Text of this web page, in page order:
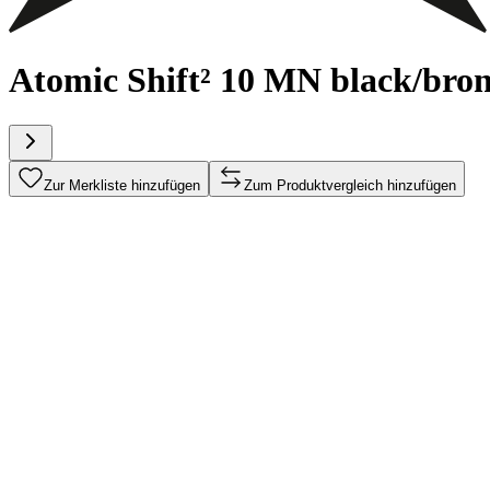
Atomic Shift² 10 MN black/
Zur Merkliste hinzufügen Zum Produktvergleich hinzufügen